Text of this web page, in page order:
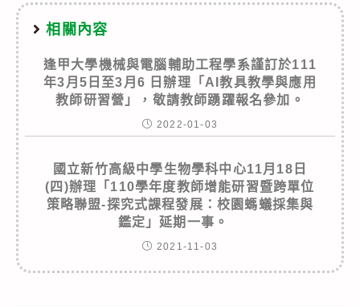
相關內容
逢甲大學機械與電腦輔助工程學系謹訂於111
年3月5日至3月6 日辦理「AI教具教學與應用
教師研習營」，敬請教師踴躍報名參加。
2022-01-03
國立新竹高級中學生物學科中心11月18日
(四)辦理「110學年度教師增能研習暨跨單位
策略聯盟-探究式課程發展：校園螞蟻採集與
鑑定」延期一事。
2021-11-03